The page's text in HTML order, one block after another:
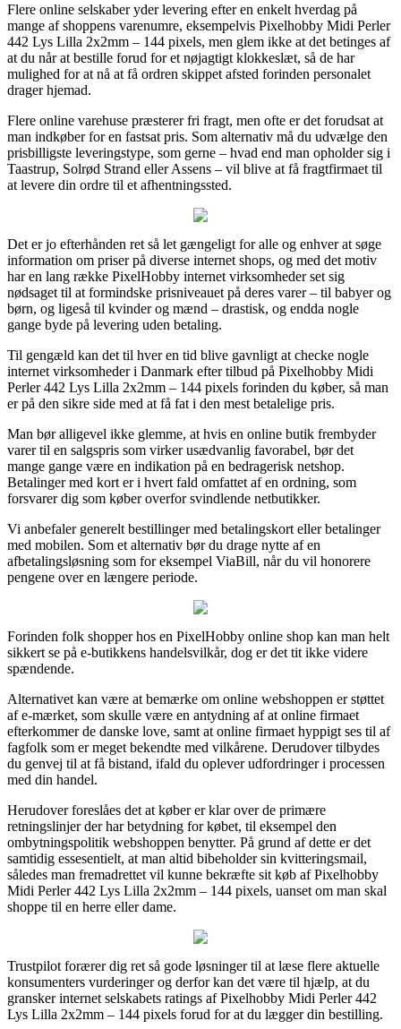
Flere online selskaber yder levering efter en enkelt hverdag på
mange af shoppens varenumre, eksempelvis Pixelhobby Midi Perler
442 Lys Lilla 2x2mm – 144 pixels, men glem ikke at det betinges af
at du når at bestille forud for et nøjagtigt klokkeslæt, så de har
mulighed for at nå at få ordren skippet afsted forinden personalet
drager hjemad.
Flere online varehuse præsterer fri fragt, men ofte er det forudsat at
man indkøber for en fastsat pris. Som alternativ må du udvælge den
prisbilligste leveringstype, som gerne – hvad end man opholder sig i
Taastrup, Solrød Strand eller Assens – vil blive at få fragtfirmaet til
at levere din ordre til et afhentningssted.
Det er jo efterhånden ret så let gængeligt for alle og enhver at søge
information om priser på diverse internet shops, og med det motiv
har en lang række PixelHobby internet virksomheder set sig
nødsaget til at formindske prisniveauet på deres varer – til babyer og
børn, og ligeså til kvinder og mænd – drastisk, og endda nogle
gange byde på levering uden betaling.
Til gengæld kan det til hver en tid blive gavnligt at checke nogle
internet virksomheder i Danmark efter tilbud på Pixelhobby Midi
Perler 442 Lys Lilla 2x2mm – 144 pixels forinden du køber, så man
er på den sikre side med at få fat i den mest betalelige pris.
Man bør alligevel ikke glemme, at hvis en online butik frembyder
varer til en salgspris som virker usædvanlig favorabel, bør det
mange gange være en indikation på en bedragerisk netshop.
Betalinger med kort er i hvert fald omfattet af en ordning, som
forsvarer dig som køber overfor svindlende netbutikker.
Vi anbefaler generelt bestillinger med betalingskort eller betalinger
med mobilen. Som et alternativ bør du drage nytte af en
afbetalingsløsning som for eksempel ViaBill, når du vil honorere
pengene over en længere periode.
Forinden folk shopper hos en PixelHobby online shop kan man helt
sikkert se på e-butikkens handelsvilkår, dog er det tit ikke videre
spændende.
Alternativet kan være at bemærke om online webshoppen er støttet
af e-mærket, som skulle være en antydning af at online firmaet
efterkommer de danske love, samt at online firmaet hyppigt ses til af
fagfolk som er meget bekendte med vilkårene. Derudover tilbydes
du genvej til at få bistand, ifald du oplever udfordringer i processen
med din handel.
Herudover foreslåes det at køber er klar over de primære
retningslinjer der har betydning for købet, til eksempel den
ombytningspolitik webshoppen benytter. På grund af dette er det
samtidig essesentielt, at man altid bibeholder sin kvitteringsmail,
således man fremadrettet vil kunne bekræfte sit køb af Pixelhobby
Midi Perler 442 Lys Lilla 2x2mm – 144 pixels, uanset om man skal
shoppe til en herre eller dame.
Trustpilot forærer dig ret så gode løsninger til at læse flere aktuelle
konsumenters vurderinger og derfor kan det være til hjælp, at du
gransker internet selskabets ratings af Pixelhobby Midi Perler 442
Lys Lilla 2x2mm – 144 pixels forud for at du lægger din bestilling.